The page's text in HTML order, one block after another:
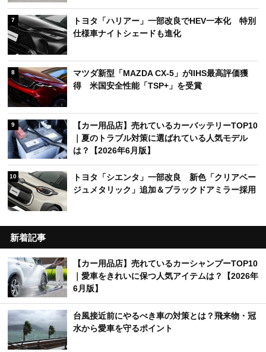
7
トヨタ「ハリアー」一部改良でHEV一本化 特別
仕様車ナイトシェードも進化
8
マツダ新型「MAZDA CX-5」がIIHS最高評価獲
得 米国安全性能「TSP+」を受賞
9
【カー用品店】売れているカーバッテリーTOP10
｜夏のトラブル対策に選ばれている人気モデル
は？【2026年6月版】
10
トヨタ「シエンタ」一部改良 新色「クリアベー
ジュメタリック」追加＆ブラックドアミラー採用
新着記事
【カー用品店】売れているカーシャンプーTOP10
｜愛車をきれいに保つ人気アイテムは？【2026年
6月版】
台風接近前にやるべき車の対策とは？飛来物・冠
水から愛車を守るポイント